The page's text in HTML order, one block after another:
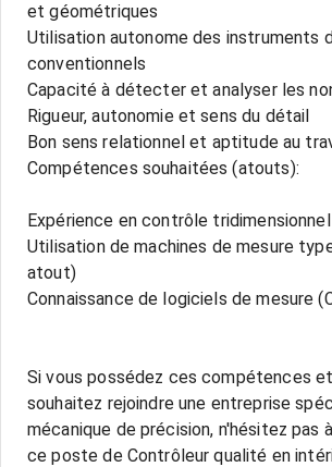
et géométriques
Utilisation autonome des instruments
conventionnels
Capacité à détecter et analyser les
Rigueur, autonomie et sens du détail
Bon sens relationnel et aptitude au
Compétences souhaitées (atouts):
Expérience en contrôle
Utilisation de machines de mesure
atout)
Connaissance de logiciels de mesure
Si vous possédez ces compétences
souhaitez rejoindre une entreprise
mécanique de précision, n'hésitez pas
ce poste de Contrôleur qualité en